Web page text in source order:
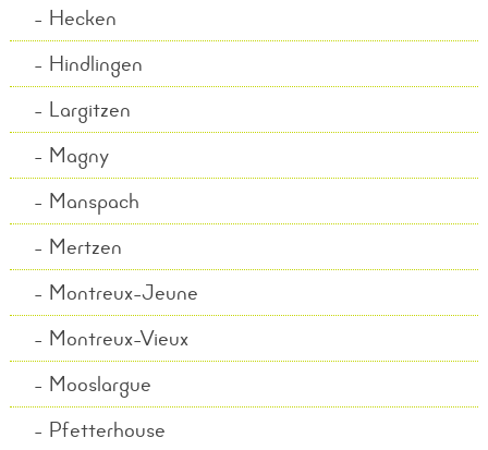
Hecken
Hindlingen
Largitzen
Magny
Manspach
Mertzen
Montreux-Jeune
Montreux-Vieux
Mooslargue
Pfetterhouse